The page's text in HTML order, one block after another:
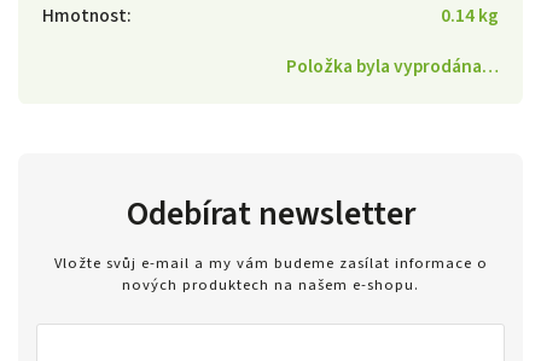
Hmotnost:
0.14 kg
Položka byla vyprodána…
Odebírat newsletter
Vložte svůj e-mail a my vám budeme zasílat informace o
nových produktech na našem e-shopu.